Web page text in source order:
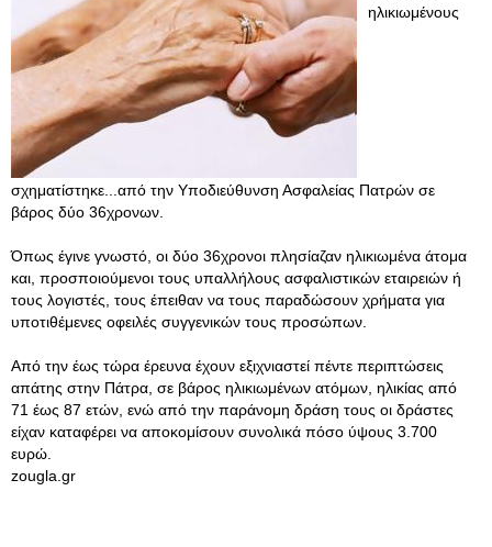
ηλικιωμένους
σχηματίστηκε...από την Υποδιεύθυνση Ασφαλείας Πατρών σε
βάρος δύο 36χρονων.
Όπως έγινε γνωστό, οι δύο 36χρονοι πλησίαζαν ηλικιωμένα άτομα
και, προσποιούμενοι τους υπαλλήλους ασφαλιστικών εταιρειών ή
τους λογιστές, τους έπειθαν να τους παραδώσουν χρήματα για
υποτιθέμενες οφειλές συγγενικών τους προσώπων.
Από την έως τώρα έρευνα έχουν εξιχνιαστεί πέντε περιπτώσεις
απάτης στην Πάτρα, σε βάρος ηλικιωμένων ατόμων, ηλικίας από
71 έως 87 ετών, ενώ από την παράνομη δράση τους οι δράστες
είχαν καταφέρει να αποκομίσουν συνολικά πόσο ύψους 3.700
ευρώ.
zougla.gr